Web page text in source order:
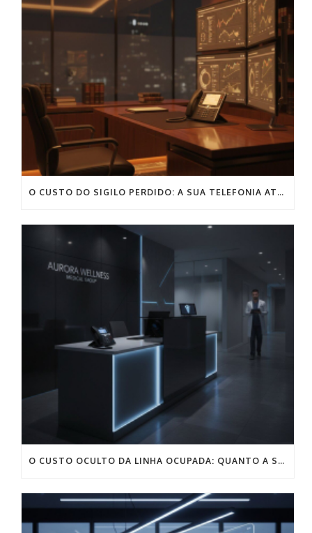
O CUSTO DO SIGILO PERDIDO: A SUA TELEFONIA ATUAL PODE COMPROMETER O SEU ESCRITÓRIO?
O CUSTO OCULTO DA LINHA OCUPADA: QUANTO A SUA CLÍNICA SANGRA POR MÊS NA RECEPÇÃO?